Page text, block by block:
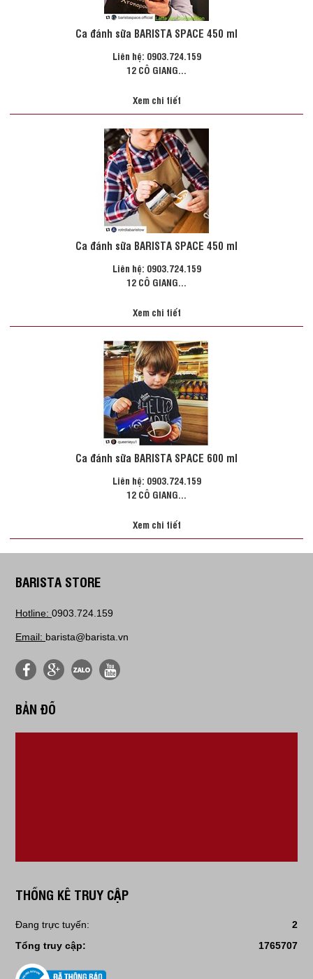
Ca đánh sữa BARISTA SPACE 450 ml
Liên hệ: 0903.724.159
12 CÔ GIANG...
Xem chi tiết
Ca đánh sữa BARISTA SPACE 450 ml
Liên hệ: 0903.724.159
12 CÔ GIANG...
Xem chi tiết
Ca đánh sữa BARISTA SPACE 600 ml
Liên hệ: 0903.724.159
12 CÔ GIANG...
Xem chi tiết
BARISTA STORE
Hotline: 0903.724.159
Email: barista@barista.vn
BẢN ĐỒ
THỐNG KÊ TRUY CẬP
Đang trực tuyến:
2
Tổng truy cập:
1765707